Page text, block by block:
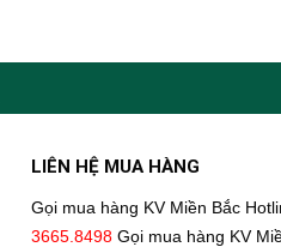
LIÊN HỆ MUA HÀNG
Gọi mua hàng KV Miền Bắc
3665.8498 Gọi mua hàng KV